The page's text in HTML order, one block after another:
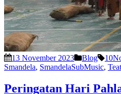
13 November 2023 Blog
Smandela, SmandelaSubMusic,
Peringatan Hari